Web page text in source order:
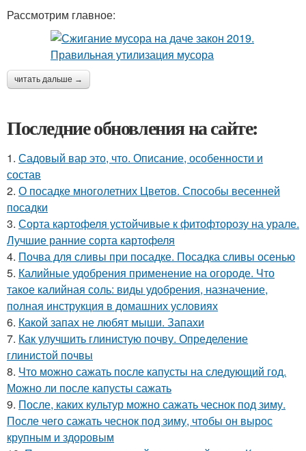
Рассмотрим главное:
читать дальше →
Последние обновления на сайте:
1. Садовый вар это, что. Описание, особенности и
состав
2. О посадке многолетних Цветов. Способы весенней
посадки
3. Сорта картофеля устойчивые к фитофторозу на урале.
Лучшие ранние сорта картофеля
4. Почва для сливы при посадке. Посадка сливы осенью
5. Калийные удобрения применение на огороде. Что
такое калийная соль: виды удобрения, назначение,
полная инструкция в домашних условиях
6. Какой запах не любят мыши. Запахи
7. Как улучшить глинистую почву. Определение
глинистой почвы
8. Что можно сажать после капусты на следующий год.
Можно ли после капусты сажать
9. После, каких культур можно сажать чеснок под зиму.
После чего сажать чеснок под зиму, чтобы он вырос
крупным и здоровым